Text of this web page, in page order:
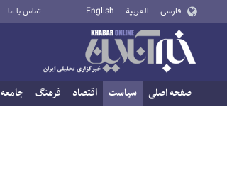
فارسی العربية English تماس با ما
صفحه اصلی سیاست اقتصاد فرهنگ جامعه